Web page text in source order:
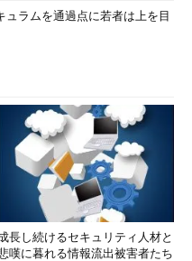
ュラムを通過点に若者は上を目
長し続けるセキュリティ人材と
嘆に暮れる情報流出被害者たち